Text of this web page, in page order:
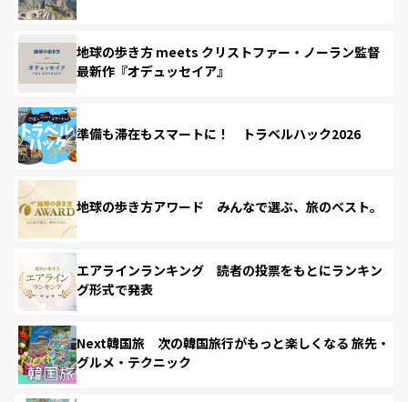
地球の歩き方 meets クリストファー・ノーラン監督
最新作『オデュッセイア』
準備も滞在もスマートに！ トラベルハック2026
地球の歩き方アワード みんなで選ぶ、旅のベスト。
エアラインランキング 読者の投票をもとにランキン
グ形式で発表
Next韓国旅 次の韓国旅行がもっと楽しくなる 旅先・
グルメ・テクニック